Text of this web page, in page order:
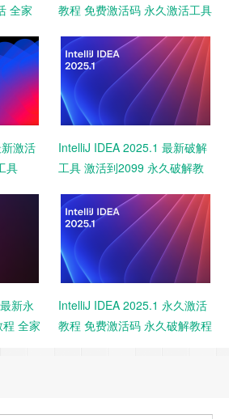
全家
教程 免费激活码 永久激活工具
激活
具
IntelliJ IDEA 2025.1 最新破解
工具 激活到2099 永久破解教
新永
全家
IntelliJ IDEA 2025.1 永久激活
教程 免费激活码 永久破解教程